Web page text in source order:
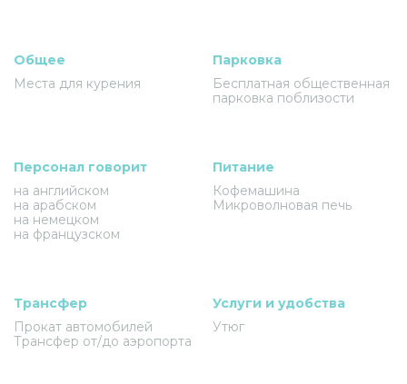
Общее
Места для курения
Парковка
Бесплатная общественная
парковка поблизости
Персонал говорит
на английском
на арабском
на немецком
на французском
Питание
Кофемашина
Микроволновая печь
Трансфер
Прокат автомобилей
Трансфер от/до аэропорта
Услуги и удобства
Утюг